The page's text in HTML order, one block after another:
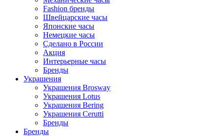
Fashion бренды
Швейцарские часы
Японские часы
Немецкие часы
Сделано в России
Акция
Интерьерные часы
Бренды
Украшения
Украшения Brosway
Украшения Lotus
Украшения Bering
Украшения Cerutti
Бренды
Бренды